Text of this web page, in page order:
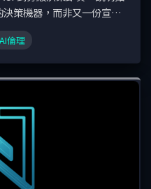
策機器，而非又一份宣
AI倫理